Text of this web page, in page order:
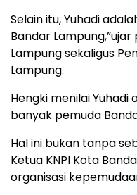
Selain itu, Yuhadi
Bandar
Lampung sekaligus
Lampung.
Hengki menilai Yuhadi
banyak pemuda
Hal ini bukan tanpa
Ketua KNPI Kota
organisasi